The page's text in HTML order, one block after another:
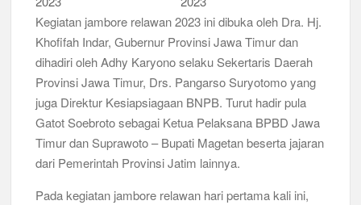
Ceria Bersama Pramuka Siaga: Membangun Generasi Tangguh
dan Berkarakter
Karena Karakter Tidak Dibentuk di Ruang Nyaman, LT-1
SDN Pagerwojo Hadir Menempa Ketangguhan
Gelar Musppanitera 2026, Kwarran Taman Cetak Pemimpin
Baru dan Perkuat Kolaborasi Lintas Pangkalan
Ajang Kompetensi Antar Ambalan II SMKN 2 Buduran 2026
Kegiatan jambore relawan 2023 ini dibuka oleh Dra. Hj.
Khofifah Indar, Gubernur Provinsi Jawa Timur dan
dihadiri oleh Adhy Karyono selaku Sekertaris Daerah
Provinsi Jawa Timur, Drs. Pangarso Suryotomo yang
juga Direktur Kesiapsiagaan BNPB. Turut hadir pula
Gatot Soebroto sebagai Ketua Pelaksana BPBD Jawa
Timur dan Suprawoto – Bupati Magetan beserta jajaran
dari Pemerintah Provinsi Jatim lainnya.
Pada kegiatan jambore relawan hari pertama kali ini,